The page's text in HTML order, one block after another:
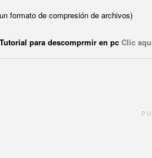
formato de compresión de archivos)
Tutorial para descomprmir en pc Clic